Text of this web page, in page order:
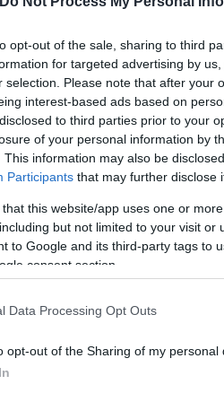
opt-out of the sale, sharing to third
for targeted advertising by
selection. Please note that after your
interest-based ads based on
to third parties prior to your
of your personal information by
This information may also be
Participants that may further disclose
that this website/app uses one or
but not limited to your visit or
to Google and its third-party tags to
consent section.
Data Processing Opt Outs
opt-out of the Sharing of my personal
λαϊκά στρώματα, ενώ το
επανέφερε προτάσεις
και αφορολόγητο στα
και Παιδεία,
διάπλατα τον δρόμο
και νοσηλευτές στη
και ξανά», είπε,